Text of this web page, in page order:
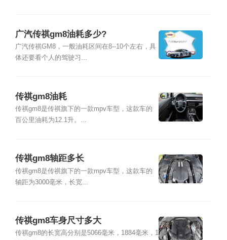
广汽传祺gm8油耗多少?
广汽传祺GM8，一般油耗区间在8--10个左右，具
体还要看个人的驾驶习...
传祺gm8油耗
传祺gm8是传祺旗下的一款mpv车型，这款车的
百公里油耗为12.1升。...
传祺gm8轴距多长
传祺gm8是传祺旗下的一款mpv车型，这款车的
轴距为3000毫米，长宽...
传祺gm8车身尺寸多大
传祺gm8的长宽高分别是5066毫米，1884毫米，1